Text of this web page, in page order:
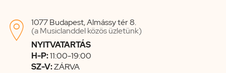

1077 Budapest, Almássy tér 8.
(a Musiclanddel közös üzletünk)
NYITVATARTÁS
H-P:11:00-19:00
SZ-V:ZÁRVA